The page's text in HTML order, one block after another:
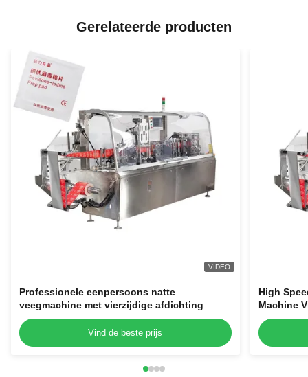
Gerelateerde producten
VIDEO
Professionele eenpersoons natte
veegmachine met vierzijdige afdichting
Vind de beste prijs
High
Machine
Pad